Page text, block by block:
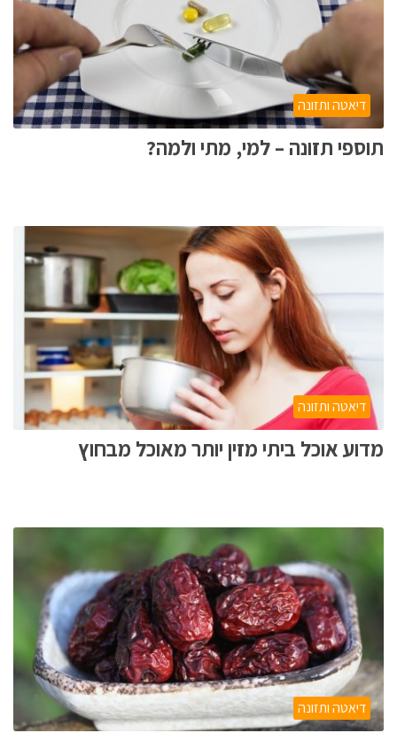
דיאטה ותזונה
תוספי תזונה – למי, מתי ולמה?
דיאטה ותזונה
מדוע אוכל ביתי מזין יותר מאוכל מבחוץ
דיאטה ותזונה